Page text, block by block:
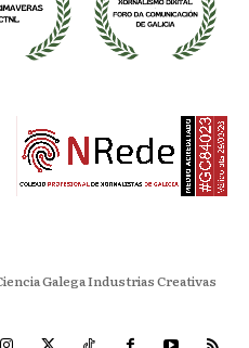
Galega Industrias Creativas